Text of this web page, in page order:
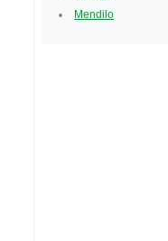
Mendilo